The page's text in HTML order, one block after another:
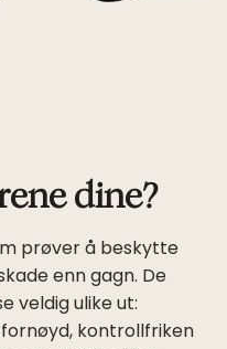
dine?
prøver å beskytte
enn gagn. De
veldig ulike ut:
kontrollfriken